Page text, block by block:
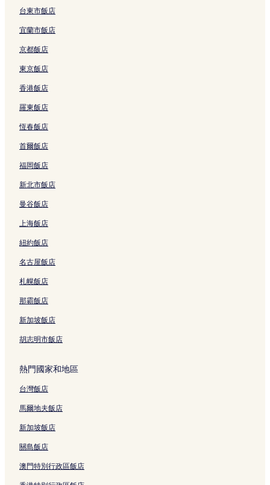
結
台東市飯店
宜蘭市飯店
京都飯店
東京飯店
香港飯店
羅東飯店
恆春飯店
首爾飯店
福岡飯店
新北市飯店
曼谷飯店
上海飯店
紐約飯店
名古屋飯店
札幌飯店
那霸飯店
新加坡飯店
胡志明市飯店
熱門國家和地區
台灣飯店
馬爾地夫飯店
新加坡飯店
關島飯店
澳門特別行政區飯店